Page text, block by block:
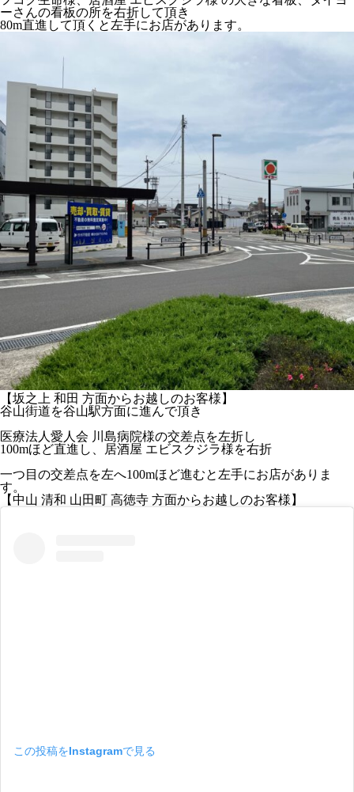
ーさんの看板の所を右折して頂き
80m直進して頂くと左手にお店があります。
【坂之上 和田 方面からお越しのお客様】
谷山街道を谷山駅方面に進んで頂き
医療法人愛人会 川島病院様の交差点を左折し
100mほど直進 し、
居酒屋 エビスクジラ様を右折
一つ目の交差点を左へ100mほど進むと左手にお店がありま
す。
【中山 清和 山田町 高徳寺 方面からお越しのお客様】
この投稿をInstagramで見る